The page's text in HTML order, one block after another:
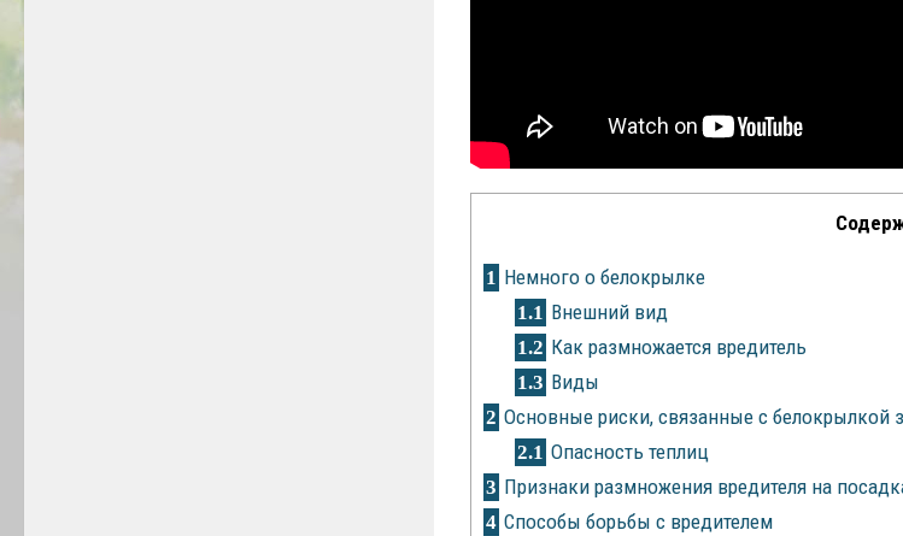
1 Немного о белокрылке
1.1 Внешний вид
1.2 Как размножается вредитель
1.3 Виды
2 Основные риски, связанные с белокрылкой
2.1 Опасность теплиц
3 Признаки размножения вредителя на
4 Способы борьбы с вредителем